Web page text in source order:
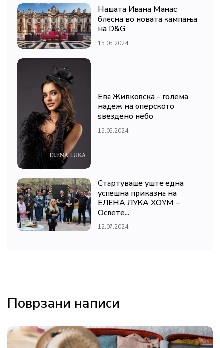
Нашата Ивана Манас
блесна во новата кампања
на D&G
15.05.2024
Ева Живковска - голема
надеж на оперското
ѕвездено небо
15.05.2024
Стартуваше уште една
успешна приказна на
ЕЛЕНА ЛУКА ХОУМ –
Освете...
12.07.2024
Поврзани написи